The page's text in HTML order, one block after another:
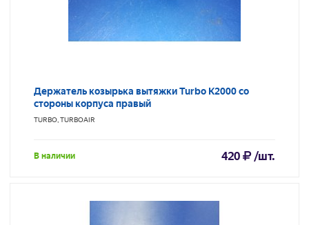
Держатель козырька вытяжки Turbo K2000 со
стороны корпуса правый
TURBO, TURBOAIR
В наличии 420 /шт.